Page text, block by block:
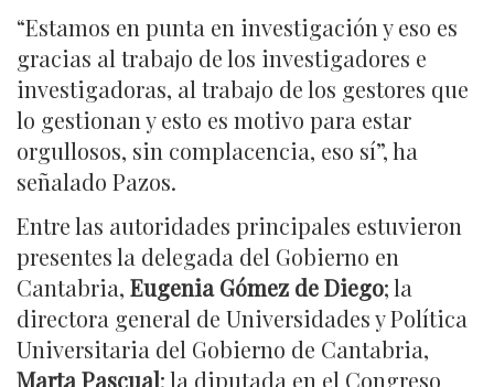
“Estamos en punta en investigación y eso es
gracias al trabajo de los investigadores e
investigadoras, al trabajo de los gestores que
lo gestionan y esto es motivo para estar
orgullosos, sin complacencia, eso sí”, ha
señalado Pazos.
Entre las autoridades principales estuvieron
presentes la delegada del Gobierno en
Cantabria, Eugenia Gómez de Diego; la
directora general de Universidades y Política
Universitaria del Gobierno de Cantabria,
Marta Pascual; la diputada en el Congreso